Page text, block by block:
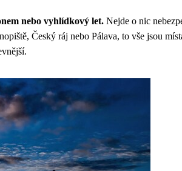
nebo vyhlídkový let. Nejde o nic
Český ráj nebo Pálava, to vše jsou